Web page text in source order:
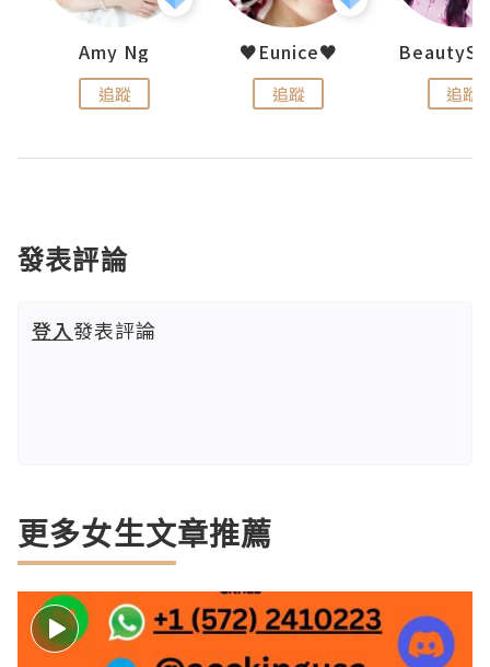
Amy Ng
追蹤
♥Eunice♥
追蹤 追蹤
發表評論
登入發表評論
更多女生文章推薦